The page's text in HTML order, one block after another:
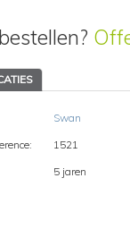
Swan
1521
5 jaren